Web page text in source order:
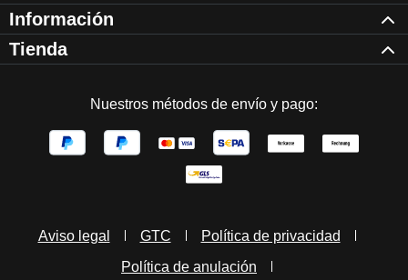
Información
Tienda
Nuestros métodos de envío y pago:
Aviso legal GTC
Política de privacidad
Política de anulación